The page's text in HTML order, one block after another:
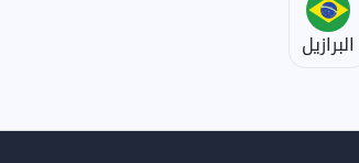
البرازيل